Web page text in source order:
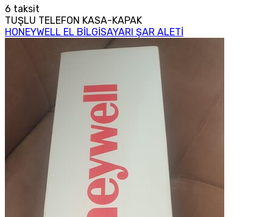
6 taksit
TUŞLU TELEFON KASA-KAPAK
HONEYWELL EL BİLGİSAYARI ŞAR ALETİ